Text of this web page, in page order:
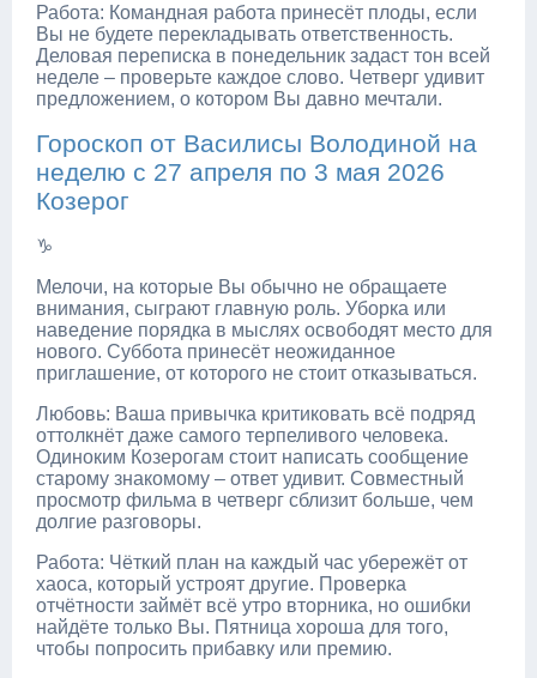
Работа: Командная работа принесёт плоды, если
Вы не будете перекладывать ответственность.
Деловая переписка в понедельник задаст тон всей
неделе – проверьте каждое слово. Четверг удивит
предложением, о котором Вы давно мечтали.
Гороскоп от Василисы Володиной на
неделю с 27 апреля по 3 мая 2026
Козерог
♑
Мелочи, на которые Вы обычно не обращаете
внимания, сыграют главную роль. Уборка или
наведение порядка в мыслях освободят место для
нового. Суббота принесёт неожиданное
приглашение, от которого не стоит отказываться.
Любовь: Ваша привычка критиковать всё подряд
оттолкнёт даже самого терпеливого человека.
Одиноким Козерогам стоит написать сообщение
старому знакомому – ответ удивит. Совместный
просмотр фильма в четверг сблизит больше, чем
долгие разговоры.
Работа: Чёткий план на каждый час убережёт от
хаоса, который устроят другие. Проверка
отчётности займёт всё утро вторника, но ошибки
найдёте только Вы. Пятница хороша для того,
чтобы попросить прибавку или премию.